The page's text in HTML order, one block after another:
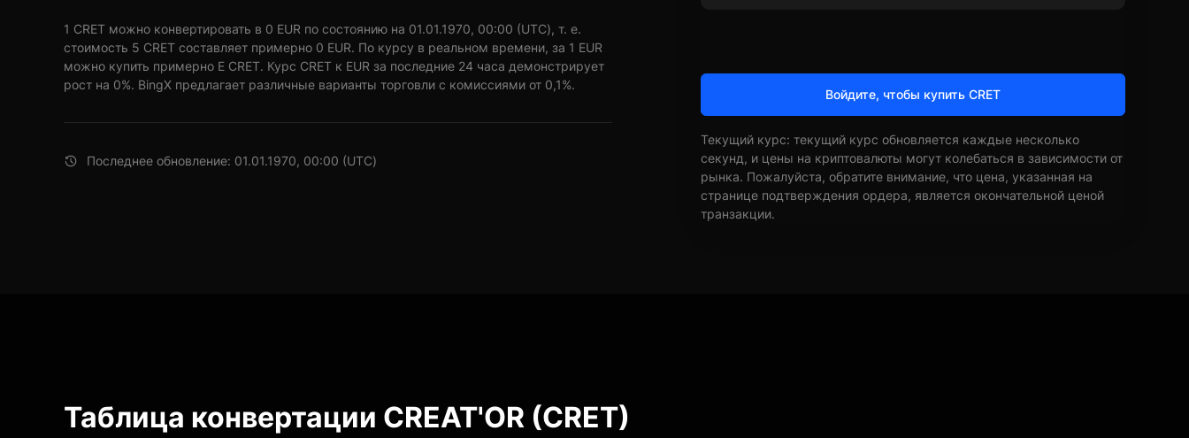
1 CRET можно конвертировать в 0 EUR по состоянию на 01.01.1970, 00:00 (UTC), т. е.
стоимость 5 CRET составляет примерно 0 EUR. По курсу в реальном времени, за 1 EUR
можно купить примерно E CRET. Курс CRET к EUR за последние 24 часа демонстрирует
рост на 0%. BingX предлагает различные варианты торговли с комиссиями от 0,1%.
Последнее обновление: 01.01.1970, 00:00 (UTC)
Войдите, чтобы купить CRET
Текущий курс: текущий курс обновляется каждые несколько
секунд, и цены на криптовалюты могут колебаться в зависимости от
рынка. Пожалуйста, обратите внимание, что цена, указанная на
странице подтверждения ордера, является окончательной ценой
транзакции.
Таблица конвертации CREAT'OR (CRET)